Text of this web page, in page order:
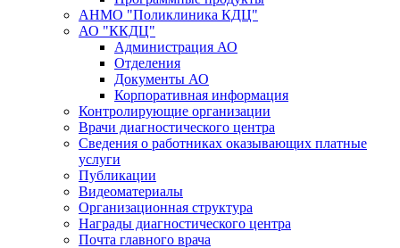
АНМО "Поликлиника КДЦ"
АО "ККДЦ"
Администрация АО
Отделения
Документы АО
Корпоративная информация
Контролирующие организации
Врачи диагностического центра
Сведения о работниках оказывающих платные
услуги
Публикации
Видеоматериалы
Организационная структура
Награды диагностического центра
Почта главного врача